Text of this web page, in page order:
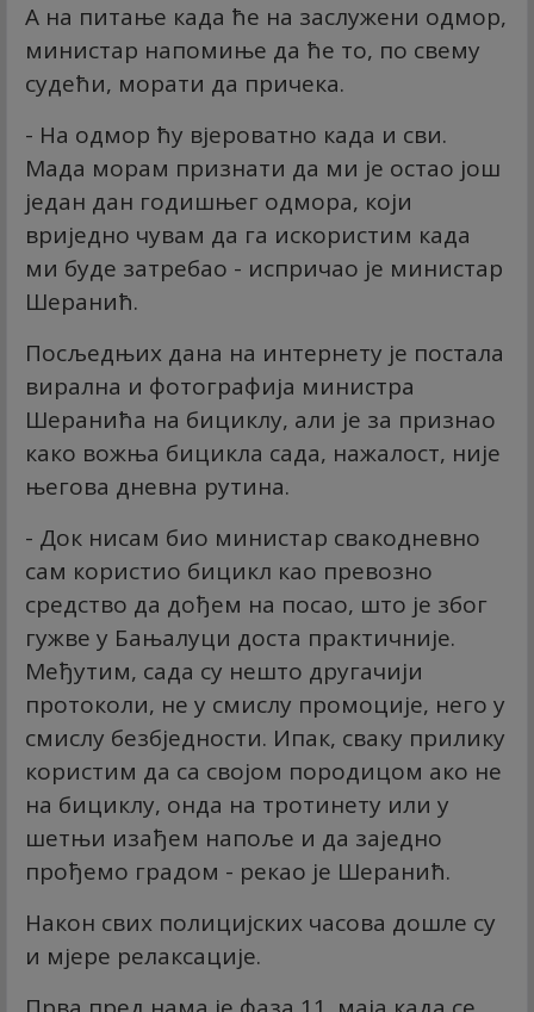
А на питање када ће на заслужени одмор,
министар напомиње да ће то, по свему
судећи, морати да причека.
- На одмор ћу вјероватно када и сви.
Мада морам признати да ми је остао још
један дан годишњег одмора, који
вриједно чувам да га искористим када
ми буде затребао - испричао је министар
Шеранић.
Посљедњих дана на интернету је постала
вирална и фотографија министра
Шеранића на бициклу, али је за признао
како вожња бицикла сада, нажалост, није
његова дневна рутина.
- Док нисам био министар свакодневно
сам користио бицикл као превозно
средство да дођем на посао, што је због
гужве у Бањалуци доста практичније.
Међутим, сада су нешто другачији
протоколи, не у смислу промоције, него у
смислу безбједности. Ипак, сваку прилику
користим да са својом породицом ако не
на бициклу, онда на тротинету или у
шетњи изађем напоље и да заједно
прођемо градом - рекао је Шеранић.
Након свих полицијских часова дошле су
и мјере релаксације.